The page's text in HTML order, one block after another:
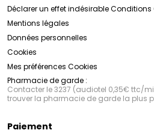
Déclarer un effet indésirableConditions
Mentions légales
Données personnelles
Cookies
Mes préférences Cookies
Pharmacie de garde :
Contacter le 3237 (audiotel 0,35€ ttc/
trouver la pharmacie de garde la plus
Paiement